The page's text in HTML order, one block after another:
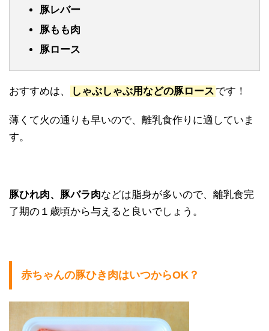
豚レバー
豚もも肉
豚ロース
おすすめは、 しゃぶしゃぶ用などの豚ロース です！
薄くて火の通りも早いので、離乳食作りに適していま
す。
豚ひれ肉、豚バラ肉などは脂身が多いので、離乳食完
了期の１歳頃から与えると良いでしょう。
赤ちゃんの豚ひき肉はいつからOK？